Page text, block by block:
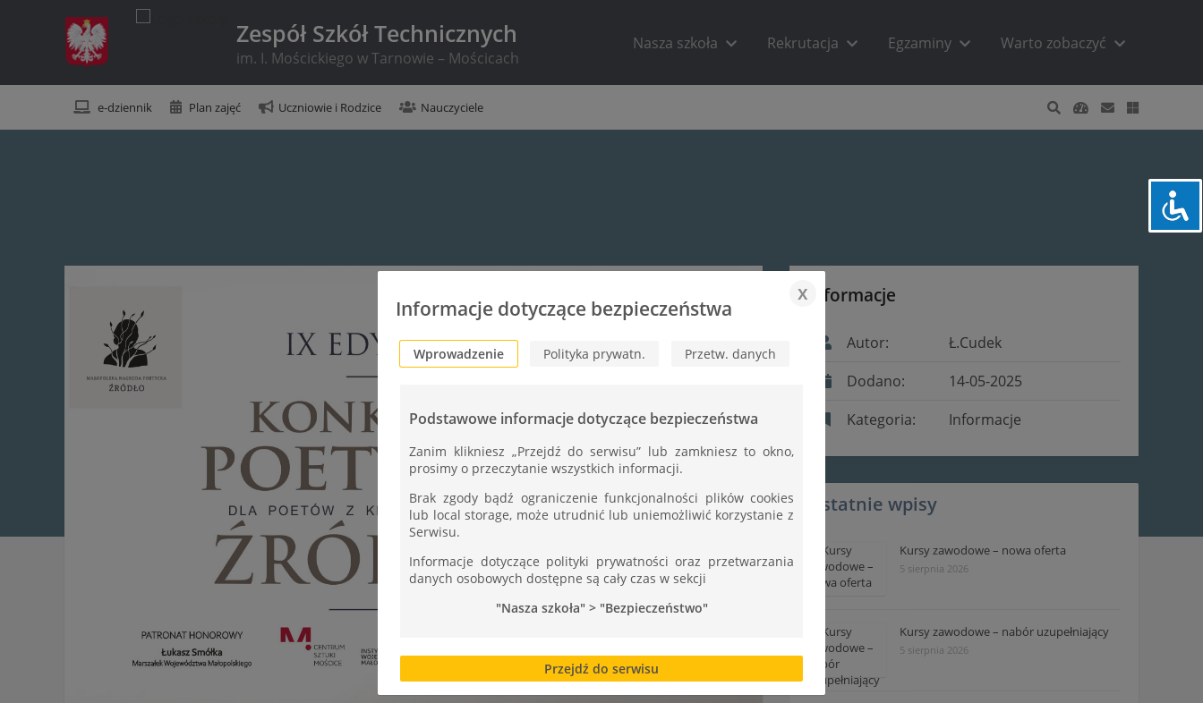
Zespół Szkół Technicznych
im. I. Mościckiego w Tarnowie – Mościcach
Nasza szkoła Rekrutacja Egzaminy Warto zobaczyć
e-dziennik Plan zajęć Uczniowie i Rodzice Nauczyciele
Informacje
Autor:
Ł.Cudek
Dodano:
14-05-2025
Kategoria:
Informacje
Ostatnie wpisy
Kursy zawodowe – nowa oferta
5 sierpnia 2026
Kursy zawodowe – nabór uzupełniający
5 sierpnia 2026
Informacje dotyczące bezpieczeństwa
x
Wprowadzenie Polityka prywatn. Przetw. danych
Podstawowe informacje dotyczące bezpieczeństwa
Zanim klikniesz „Przejdź do serwisu” lub zamkniesz to okno,
prosimy o przeczytanie wszystkich informacji.
Brak zgody bądź ograniczenie funkcjonalności plików cookies
lub local storage, może utrudnić lub uniemożliwić korzystanie z
Serwisu.
Informacje dotyczące polityki prywatności oraz przetwarzania
danych osobowych dostępne są cały czas w sekcji
"Nasza szkoła" > "Bezpieczeństwo"
Przejdź do serwisu